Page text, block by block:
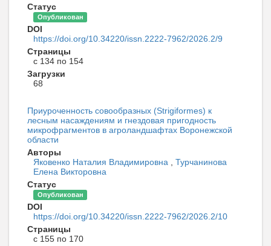
Статус
Опубликован
DOI
https://doi.org/10.34220/issn.2222-7962/2026.2/9
Страницы
с 134 по 154
Загрузки
68
Приуроченность совообразных (Strigiformes) к
лесным насаждениям и гнездовая пригодность
микрофрагментов в агроландшафтах Воронежской
области
Авторы
Яковенко Наталия Владимировна
Турчанинова
Елена Викторовна
Статус
Опубликован
DOI
https://doi.org/10.34220/issn.2222-7962/2026.2/10
Страницы
с 155 по 170